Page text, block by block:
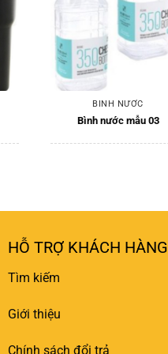
BÌNH NƯỚC
Bình nước mẫu 03
HỖ TRỢ KHÁCH HÀNG
Tìm kiếm
Giới thiệu
Chính sách đổi trả